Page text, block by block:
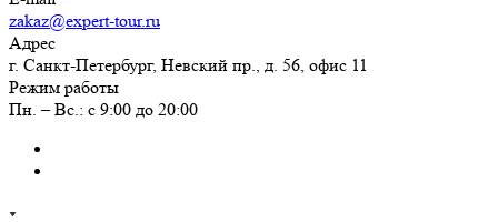
zakaz@expert-tour.ru
Адрес
г. Санкт-Петербург, Невский пр., д. 56, офис 11
Режим работы
Пн. – Вс.: с 9:00 до 20:00